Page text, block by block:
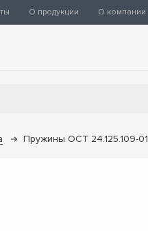
О продукции О компании
Пружины ОСТ 24.125.109-01